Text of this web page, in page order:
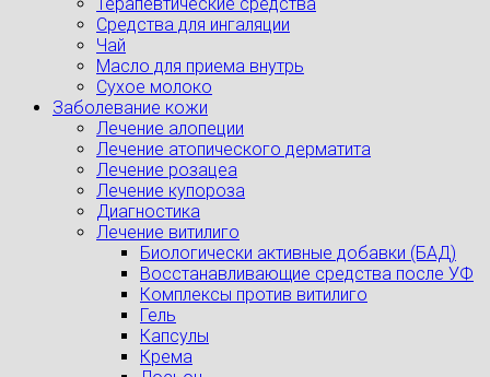
Терапевтические средства
Средства для ингаляции
Чай
Масло для приема внутрь
Сухое молоко
Заболевание кожи
Лечение алопеции
Лечение атопического дерматита
Лечение розацеа
Лечение купороза
Диагностика
Лечение витилиго
Биологически активные добавки (БАД)
Восстанавливающие средства после УФ
Комплексы против витилиго
Гель
Капсулы
Крема